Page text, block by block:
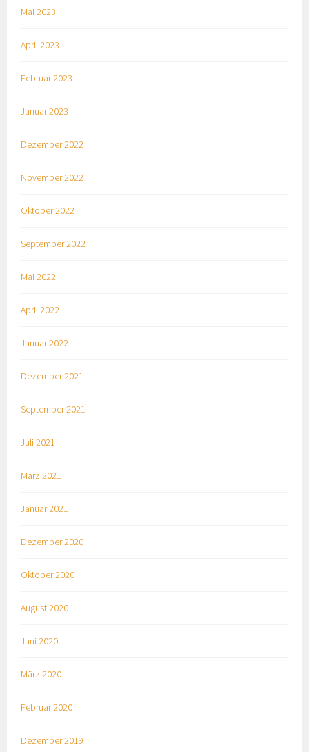
Mai 2023
April 2023
Februar 2023
Januar 2023
Dezember 2022
November 2022
Oktober 2022
September 2022
Mai 2022
April 2022
Januar 2022
Dezember 2021
September 2021
Juli 2021
März 2021
Januar 2021
Dezember 2020
Oktober 2020
August 2020
Juni 2020
März 2020
Februar 2020
Dezember 2019